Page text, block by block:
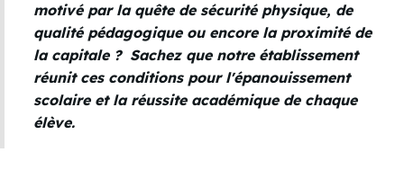
motivé par la quête de sécurité physique, de
qualité pédagogique ou encore la proximité de
la capitale ? Sachez que notre établissement
réunit ces conditions pour l'épanouissement
scolaire et la réussite académique de chaque
élève.